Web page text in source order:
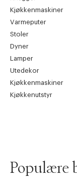
Kjøkkenmaskiner
Varmeputer
Stoler
Dyner
Lamper
Utedekor
Kjøkkenmaskiner
Kjøkkenutstyr
Populære